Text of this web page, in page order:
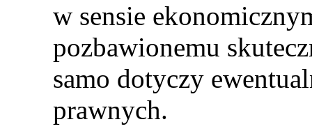
w sensie
pozbawionemu
samo dotyczy
prawnych.